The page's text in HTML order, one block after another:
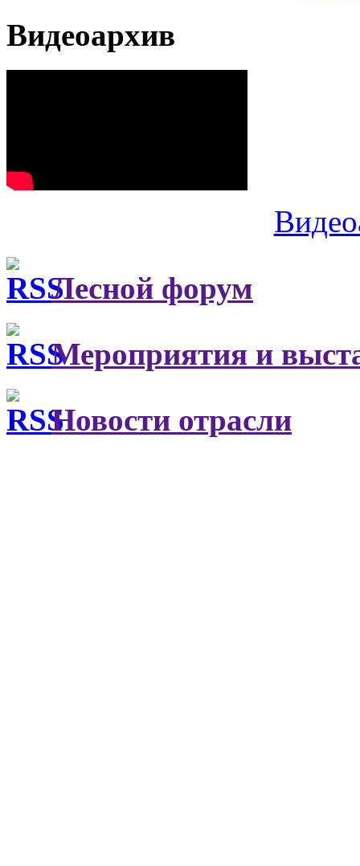
Видеоархив
Лесной форум
Мероприятия и
Новости отрасли